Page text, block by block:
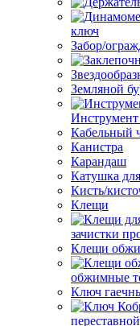
ключ
Забор/
Земляной
Кабельный
Канистра
Карандаш
Катушка
Кисть/
Клещи
зачистки
Клещи
обжимные
Ключ
переставной